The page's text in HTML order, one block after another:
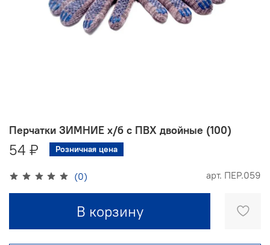
(0) арт. ПЕР.059
Перчатки ЗИМНИЕ х/б с ПВХ двойные (100)
54 ₽ Розничная цена
В корзину